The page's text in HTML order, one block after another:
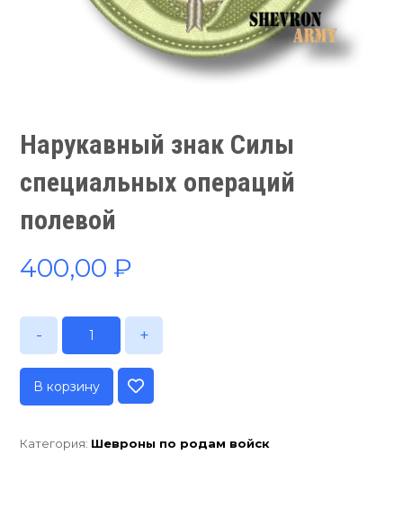
Нарукавный знак Силы
специальных операций
полевой
400,00₽
- +
В корзину
Категория: Шевроны по родам войск